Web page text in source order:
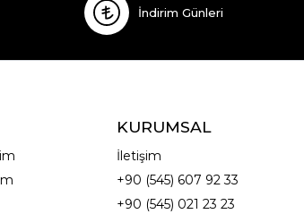
İndirim Günleri
KURUMSAL
İletişim
+90 (545) 607 92 33
+90 (545) 021 23 23